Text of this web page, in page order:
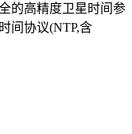
的高精度卫星时间参
间协议(NTP,含